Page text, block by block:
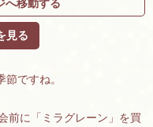
へ移動する
見る
ですね。
前に「ミラグレーン」を買